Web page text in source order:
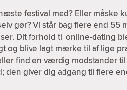
festival med? Eller
gør? Vi står bag flere end 55
Dit forhold til online-dating
og blive lagt mærke til af lige
find en værdig modstander
den giver dig adgang til flere